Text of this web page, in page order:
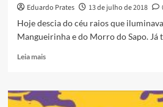
Eduardo Prates 13 de julho de 2018
Hoje descia do céu raios que
Mangueirinha e do Morro do Sapo. Já
Leia maisRead
Raios
no